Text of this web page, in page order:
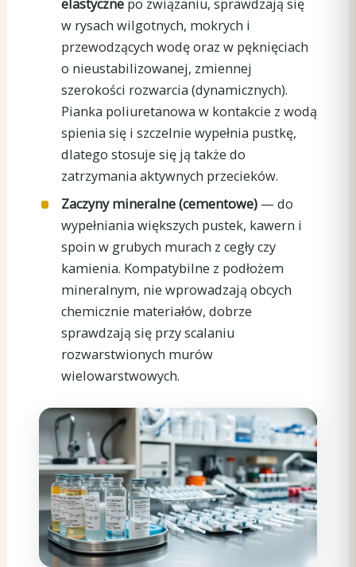
elastycznepo związaniu, sprawdzają się
w rysach wilgotnych, mokrych i
przewodzących wodę oraz w pęknięciach
o nieustabilizowanej, zmiennej
szerokości rozwarcia (dynamicznych).
Pianka poliuretanowa w kontakcie z wodą
spienia się i szczelnie wypełnia pustkę,
dlatego stosuje się ją także do
zatrzymania aktywnych przecieków.
Zaczyny mineralne (cementowe)— do
wypełniania większych pustek, kawern i
spoin w grubych murach z cegły czy
kamienia. Kompatybilne z podłożem
mineralnym, nie wprowadzają obcych
chemicznie materiałów, dobrze
sprawdzają się przy scalaniu
rozwarstwionych murów
wielowarstwowych.